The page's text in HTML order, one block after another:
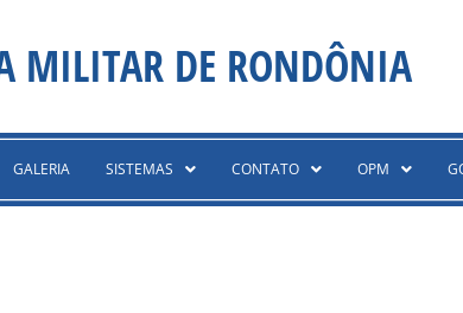
MILITAR DE RONDÔNIA
GALERIA SISTEMAS CONTATO OPM